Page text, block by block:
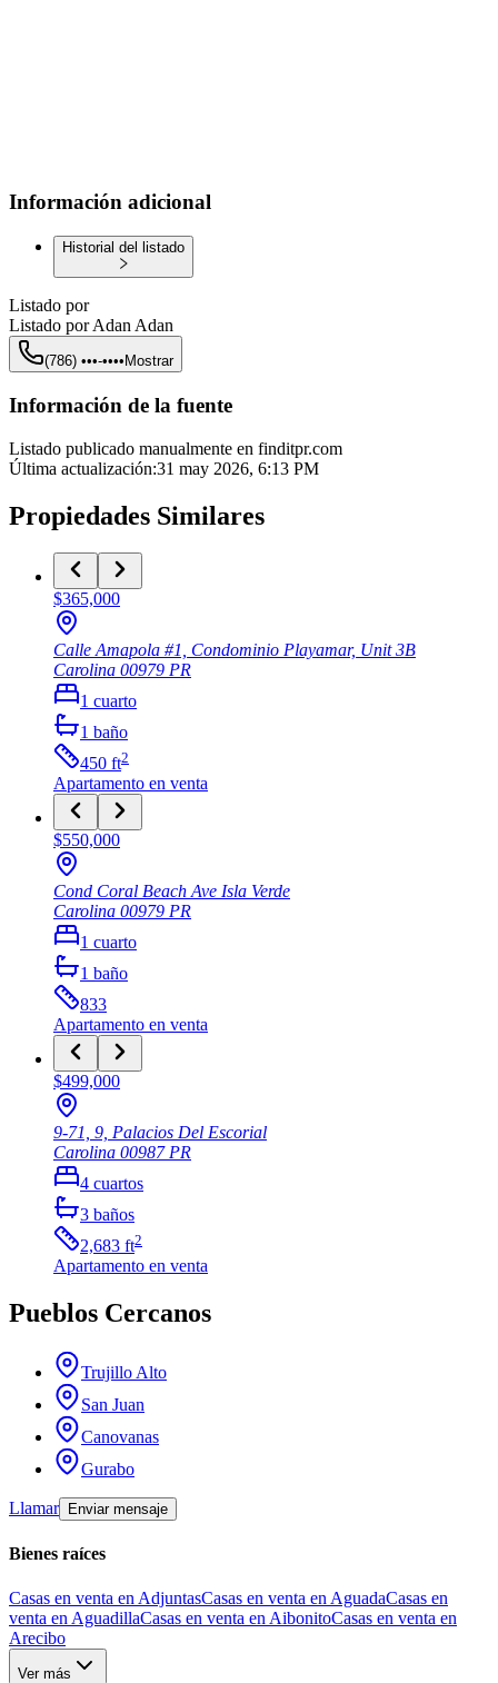
Información adicional
Historial del listado
Listado por
Listado por Adan Adan
(786) •••-•••• Mostrar
Información de la fuente
Listado publicado manualmente en finditpr.com
Última actualización:31 may 2026, 6:13 PM
Propiedades Similares
$365,000
Calle Amapola #1, Condominio Playamar, Unit 3B
Carolina 00979 PR
1 cuarto
1 baño
450 ft2
Apartamento en venta
$550,000
Cond Coral Beach Ave Isla Verde
Carolina 00979 PR
1 cuarto
1 baño
833
Apartamento en venta
$499,000
9-71, 9, Palacios Del Escorial
Carolina 00987PR
4 cuartos
3 baños
2,683 ft2
Apartamento en venta
Pueblos Cercanos
Trujillo Alto
San Juan
Canovanas
Gurabo
Llamar Enviar mensaje
Bienes raíces
Casas en venta en AdjuntasCasas en venta en AguadaCasas en
venta en AguadillaCasas en venta en AibonitoCasas en venta en
Arecibo
Ver más